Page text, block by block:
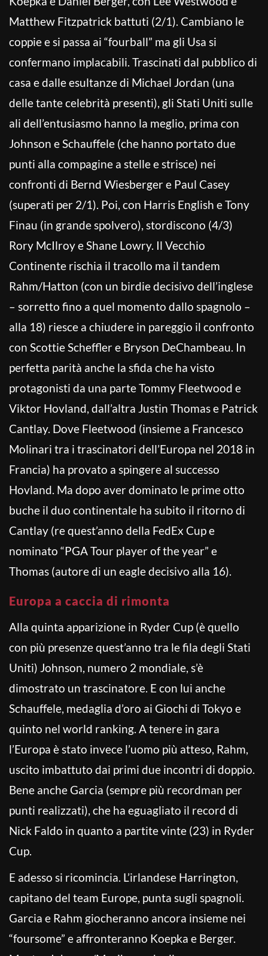
Matthew Fitzpatrick battuti (2/1). Cambiano le
coppie e si passa ai “fourball” ma gli Usa si
confermano implacabili. Trascinati dal pubblico di
casa e dalle esultanze di Michael Jordan (una
delle tante celebrità presenti), gli Stati Uniti sulle
ali dell’entusiasmo hanno la meglio, prima con
Johnson e Schauffele (che hanno portato due
punti alla compagine a stelle e strisce) nei
confronti di Bernd Wiesberger e Paul Casey
(superati per 2/1). Poi, con Harris English e Tony
Finau (in grande spolvero), stordiscono (4/3)
Rory McIlroy e Shane Lowry. Il Vecchio
Continente rischia il tracollo ma il tandem
Rahm/Hatton (con un birdie decisivo dell’inglese
– sorretto fino a quel momento dallo spagnolo –
alla 18) riesce a chiudere in pareggio il confronto
con Scottie Scheffler e Bryson DeChambeau. In
perfetta parità anche la sfida che ha visto
protagonisti da una parte Tommy Fleetwood e
Viktor Hovland, dall’altra Justin Thomas e Patrick
Cantlay. Dove Fleetwood (insieme a Francesco
Molinari tra i trascinatori dell’Europa nel 2018 in
Francia) ha provato a spingere al successo
Hovland. Ma dopo aver dominato le prime otto
buche il duo continentale ha subito il ritorno di
Cantlay (re quest’anno della FedEx Cup e
nominato “PGA Tour player of the year” e
Thomas (autore di un eagle decisivo alla 16).
Europa a caccia di rimonta
Alla quinta apparizione in Ryder Cup (è quello
con più presenze quest’anno tra le fila degli Stati
Uniti) Johnson, numero 2 mondiale, s’è
dimostrato un trascinatore. E con lui anche
Schauffele, medaglia d’oro ai Giochi di Tokyo e
quinto nel world ranking. A tenere in gara
l’Europa è stato invece l’uomo più atteso, Rahm,
uscito imbattuto dai primi due incontri di doppio.
Bene anche Garcia (sempre più recordman per
punti realizzati), che ha eguagliato il record di
Nick Faldo in quanto a partite vinte (23) in Ryder
Cup.
E adesso si ricomincia. L’irlandese Harrington,
capitano del team Europe, punta sugli spagnoli.
Garcia e Rahm giocheranno ancora insieme nei
“foursome” e affronteranno Koepka e Berger.